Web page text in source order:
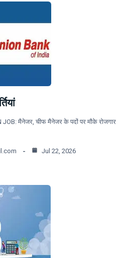
JOB: मैनेजर, चीफ मैनेजर के पदों पर मौके रोजगार
Jul 22, 2026